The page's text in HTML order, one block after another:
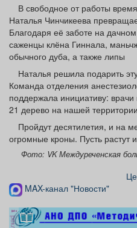
Афиша Обучение
Товары
ТВ программа Я -
В свободное от работы
Наталья Чинчикеева
Благодаря её заботе на
саженцы клёна Гиннала,
обычного дуба, а также липы
Наталья решила подарить
Команда отделения
поддержала инициативу:
21 дерево на нашей территории
Пройдут десятилетия, и на
огромные кроны. Пусть растут
Фото: VK Междуреченская
MAX-канал "Новости"